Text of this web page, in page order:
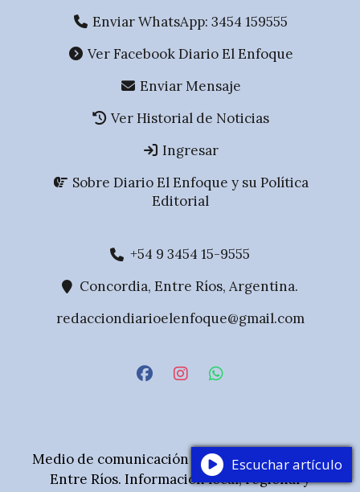
Enviar WhatsApp: 3454 159555
Ver Facebook Diario El Enfoque
Enviar Mensaje
Ver Historial de Noticias
Ingresar
Sobre Diario El Enfoque y su Política
Editorial
Medio de comunicación digital de Concordia,
Entre Ríos. Información local, regional y
+54 9 3454 15-9555
Concordia, Entre Ríos, Argentina.
redacciondiarioelenfoque@gmail.com
Escuchar artículo